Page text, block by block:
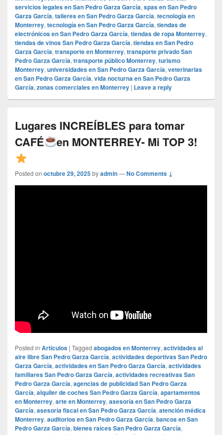
servicios legales en San Pedro Garza García, spas en San Pedro
Garza García, talleres en San Pedro Garza García, tecnología en
Monterrey, tecnología en San Pedro Garza García, tiendas de
electrónicos en San Pedro Garza García, tiendas de ropa Monterrey,
tiendas de vinos San Pedro Garza García, tiendas en San Pedro
Garza García, transporte en Monterrey, transporte privado San
Pedro Garza García, transporte público Monterrey, turismo
Monterrey, universidades en San Pedro Garza García, veterinarias
en San Pedro Garza García, vida nocturna en San Pedro Garza
García, zonas comerciales en Monterrey | Leave a reply
Lugares INCREÍBLES para tomar
CAFÉ
en MONTERREY- Mi TOP 3!
Posted on octubre 29, 2025byadmin—No Comments ↓
Posted in Articulos | Tagged abogados en Monterrey, actividades al
aire libre San Pedro Garza García, actividades deportivas San Pedro
Garza García, actividades en San Pedro Garza García, actividades
familiares San Pedro Garza García, actividades recreativas San
Pedro Garza García, agencias de publicidad San Pedro Garza
García, alquiler de coches San Pedro Garza García, apartamentos
en Monterrey, arte en Monterrey, asesoría en San Pedro Garza
García, asesoría fiscal en San Pedro Garza García, atención médica
Monterrey, auditorios en San Pedro Garza García, bancos en San
Pedro Garza García, bienes raíces San Pedro Garza García,